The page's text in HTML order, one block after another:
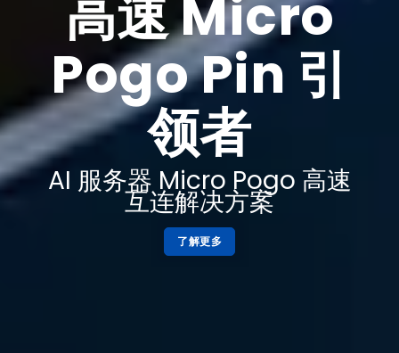
高速 Micro
Pogo Pin 引
领者
AI 服务器 Micro Pogo 高速
互连解决方案
了解更多